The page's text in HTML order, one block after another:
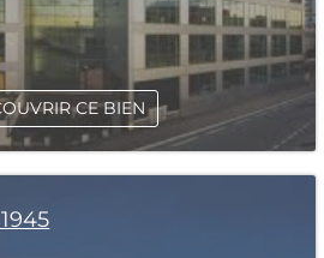
CE BIEN